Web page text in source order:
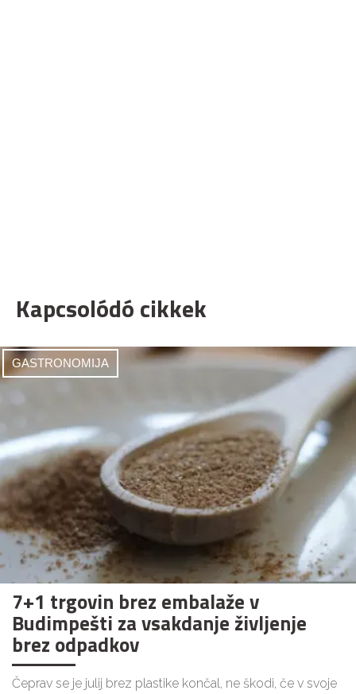
Kapcsolódó cikkek
GASTRONOMIJA
7+1 trgovin brez embalaže v
Budimpešti za vsakdanje življenje
brez odpadkov
Čeprav se je julij brez plastike končal, ne škodi, če v svoje